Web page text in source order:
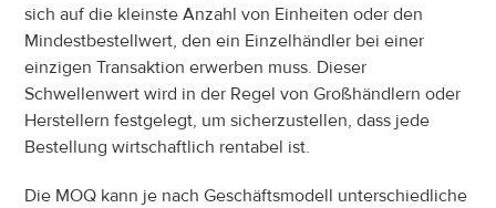
sich auf die kleinste Anzahl von Einheiten oder den
Mindestbestellwert, den ein Einzelhändler bei einer
einzigen Transaktion erwerben muss. Dieser
Schwellenwert wird in der Regel von Großhändlern oder
Herstellern festgelegt, um sicherzustellen, dass jede
Bestellung wirtschaftlich rentabel ist.
Die MOQ kann je nach Geschäftsmodell unterschiedliche